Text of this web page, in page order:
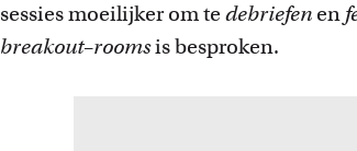
sessies moeilijker om te debriefen en
breakout–roomsis besproken.